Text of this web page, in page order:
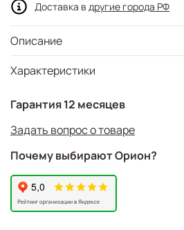
Характеристики
Описание
Гарантия 12 месяцев
Задать вопрос о товаре
Почему выбирают Орион?
Доставка в другие города РФ